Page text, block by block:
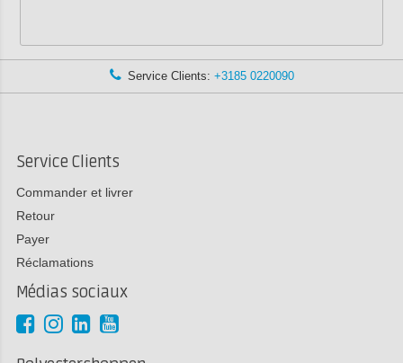
Service Clients: +3185 0220090
Service Clients
Commander et livrer
Retour
Payer
Réclamations
Médias sociaux